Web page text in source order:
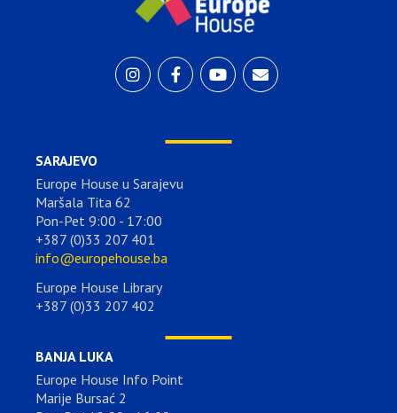
SARAJEVO
Europe House u Sarajevu
Maršala Tita 62
Pon-Pet 9:00 - 17:00
+387 (0)33 207 401
info@europehouse.ba
Europe House Library
+387 (0)33 207 402
BANJA LUKA
Europe House Info Point
Marije Bursać 2